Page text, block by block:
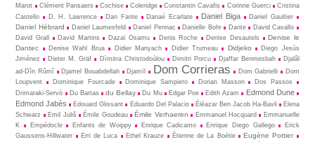
Marot
Clément Pansaers Cochise Coleridge Constantin Cavafis Corinne Guerci
Cristina
Castello
D. H. Lawrence Dan Fante Danaé Ecarlate Daniel Biga Daniel Gaultier
Daniel Hébrard Daniel Laumesfeld Daniel Pennac Danielle Bohr Dante
David Cavallo
David Grall
David Martins Dazaï Osamu Denis Roche Denise Desautels
Denise le
Dantec
Denise Wahl Brua Didier Manyach Didier Trumeau Didjeko
Diego Jesús
Jiménez
Dieter M. Gräf Dìmitra Christodoùlou Dimitri Porcu Djaffar Benmesbah
Djalâl
ad-Dîn Rûmî
Djamel Bouabdellah Djamīl Dom Corrieras Dom Gabrielli
Dom
Loupvent
Dominique Fourcade Dominique Sampiero Dorian Masson
Dos Passos
Drimaraki-Servò
Du Bartas du Bellay Du Mu Edgar Poe Edith Azam
Edmond Dune
Edmond Jabès
Edouard Glissant Eduardo Del Palacio Éléazar Ben Jacob Ha-Bavli
Elena
Schwarz
Emil Juliš Émile Goudeau Émile Verhaeren Emmanuel Hocquard
Emmanuelle
K
Empédocle Enfants de Woippy Enrique Cadicamo Enrique Diego Gallego
Erick
Gaussens-Hillwater
Erri de Luca Ethel Krauze Étienne de La Boétie Eugène Pottier